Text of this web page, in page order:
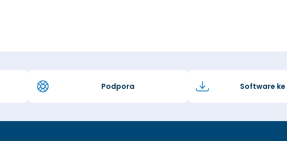
Podpora Software